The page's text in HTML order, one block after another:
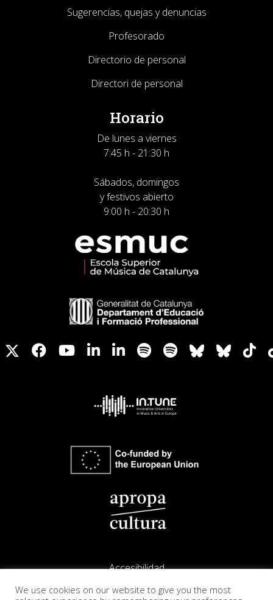
Sugerencias, quejas y denuncias
Profesorado
Directorio de personal
Directori de personal
Horario
De lunes a viernes
7:45 h - 21:30 h
Sábados, domingos
y festivos abierto
9:00 h - 20:30 h
Accesibilidad
Aviso legal
We use cookies on our website to give you the most